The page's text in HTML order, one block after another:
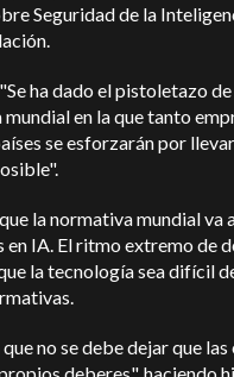
Seguridad de la
ha dado el pistoletazo de
en la que tanto
se esforzarán por
la normativa mundial va
en IA. El ritmo extremo de
la tecnología sea difícil
no se debe dejar que las